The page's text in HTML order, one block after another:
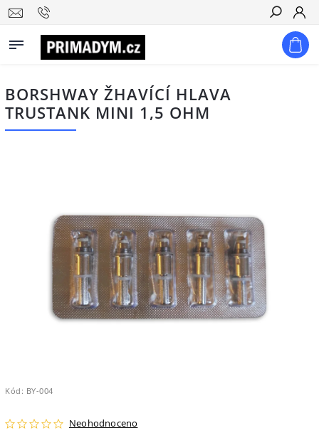
Hledat
BORSHWAY ŽHAVÍCÍ HLAVA
TRUSTANK MINI 1,5 OHM
Kód: BY-004
Neohodnoceno